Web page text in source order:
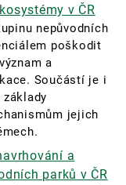
v ČR
nepůvodních
poškodit
a
Součástí je i
jejich
a
parků v ČR